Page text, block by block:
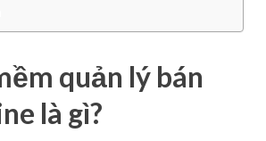
quản lý bán
là gì?